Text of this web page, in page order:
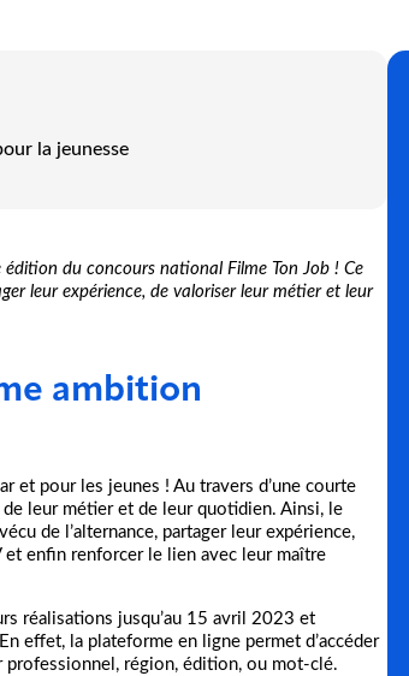
la jeunesse
édition du concours national Filme Ton Job ! Ce
leur expérience, de valoriser leur métier et leur
ambition
et pour les jeunes ! Au travers d’une courte
leur métier et de leur quotidien. Ainsi, le
de l’alternance, partager leur expérience,
enfin renforcer le lien avec leur maître
réalisations jusqu’au 15 avril 2023 et
effet, la plateforme en ligne permet d’accéder
professionnel, région, édition, ou mot-clé.